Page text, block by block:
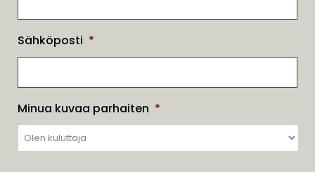
Sähköposti *
Minua kuvaa parhaiten *